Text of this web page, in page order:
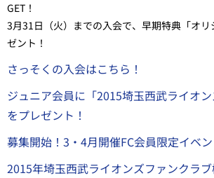
GET！
3月31日（火）までの入会で、早期特典「オリ
ゼント！
さっそくの入会はこちら！
ジュニア会員に「2015埼玉西武ライオン
をプレゼント！
募集開始！3・4月開催FC会員限定イベン
2015年埼玉西武ライオンズファンクラ